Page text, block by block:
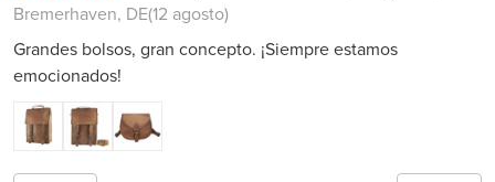
Bremerhaven, DE(12 agosto)
Grandes bolsos, gran concepto. ¡Siempre estamos
emocionados!